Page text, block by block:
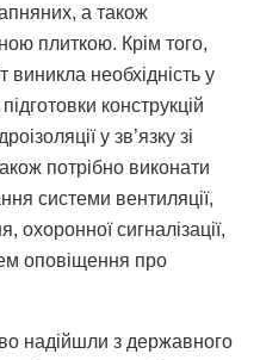
а також
плиткою. Крім того,
виникла необхідність у
конструкцій
у зв’язку зі
потрібно виконати
системи вентиляції,
охоронної сигналізації,
оповіщення про
надійшли з державного